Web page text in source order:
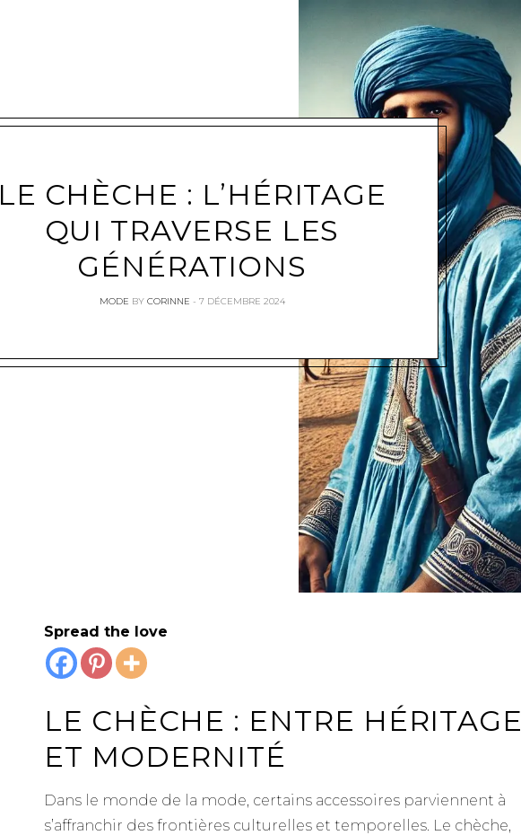
LE CHÈCHE : L’HÉRITAGE
QUI TRAVERSE LES
GÉNÉRATIONS
MODE BY CORINNE 7 DÉCEMBRE 2024
Spread the love
LE CHÈCHE : ENTRE HÉRITAGE
ET MODERNITÉ
Dans le monde de la mode, certains accessoires parviennent à
s’affranchir des frontières culturelles et temporelles. Le chèche,